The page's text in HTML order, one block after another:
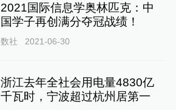
2021国际信息学奥林匹克：中
国学子再创满分夺冠战绩！
数社 2021-06-30
浙江去年全社会用电量4830亿
千瓦时，宁波超过杭州居第一